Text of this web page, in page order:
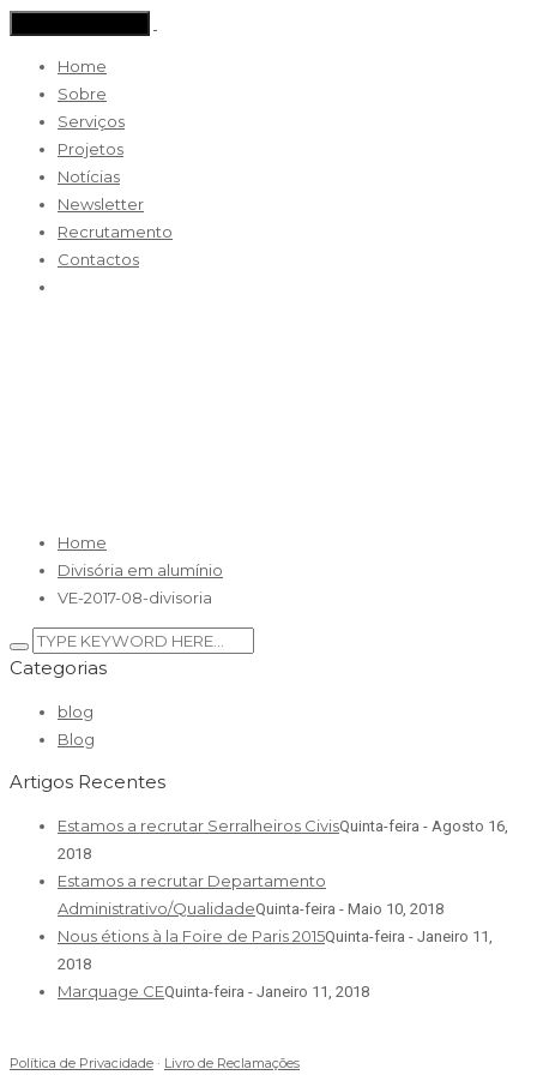
Home
Sobre
Serviços
Projetos
Notícias
Newsletter
Recrutamento
Contactos
Home
Divisória em alumínio
VE-2017-08-divisoria
Categorias
blog
Blog
Artigos Recentes
Estamos a recrutar Serralheiros CivisQuinta-feira - Agosto 16,
2018
Estamos a recrutar Departamento
Administrativo/QualidadeQuinta-feira - Maio 10, 2018
Nous étions à la Foire de Paris 2015Quinta-feira - Janeiro 11,
2018
Marquage CEQuinta-feira - Janeiro 11, 2018
Política de Privacidade · Livro de Reclamações